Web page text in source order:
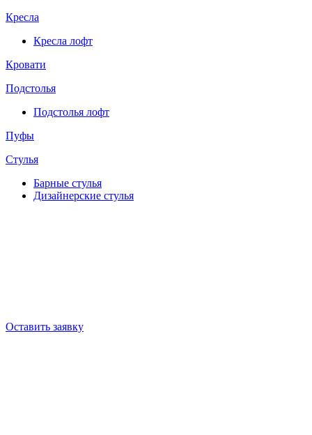
Кресла
Кресла лофт
Кровати
Подстолья
Подстолья лофт
Пуфы
Стулья
Барные cтулья
Дизайнерские cтулья
Оставить заявку